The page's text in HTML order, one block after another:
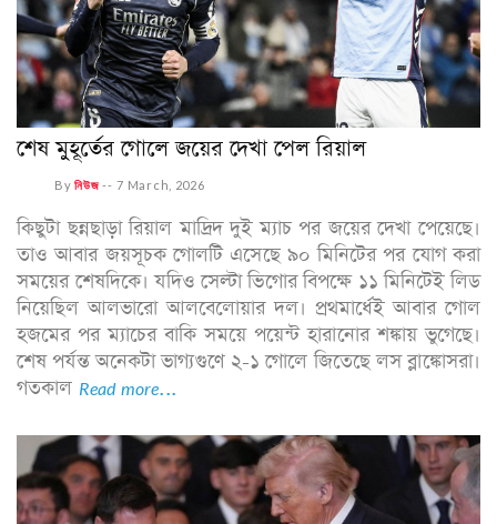
শেষ মুহূর্তের গোলে জয়ের দেখা পেল রিয়াল
Byনিউজ -- 7 March, 2026
কিছুটা ছন্নছাড়া রিয়াল মাদ্রিদ দুই ম্যাচ পর জয়ের দেখা পেয়েছে।
তাও আবার জয়সূচক গোলটি এসেছে ৯০ মিনিটের পর যোগ করা
সময়ের শেষদিকে। যদিও সেল্টা ভিগোর বিপক্ষে ১১ মিনিটেই লিড
নিয়েছিল আলভারো আলবেলোয়ার দল। প্রথমার্ধেই আবার গোল
হজমের পর ম্যাচের বাকি সময়ে পয়েন্ট হারানোর শঙ্কায় ভুগেছে।
শেষ পর্যন্ত অনেকটা ভাগ্যগুণে ২-১ গোলে জিতেছে লস ব্লাঙ্কোসরা।
গতকাল Read more...